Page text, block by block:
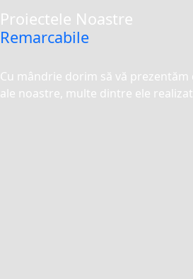
Proiectele Noastre
Remarcabile
Cu mândrie dorim să vă prezentăm
ale noastre, multe dintre ele